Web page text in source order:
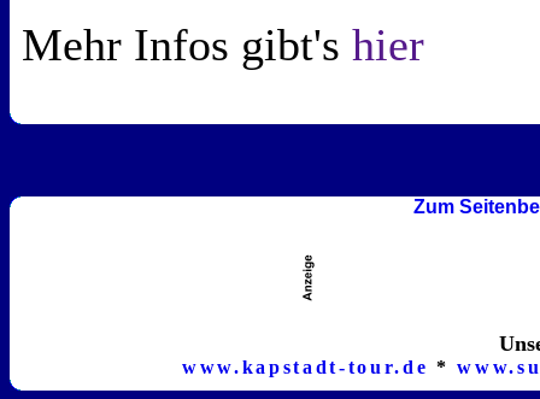
Mehr Infos gibt's hier
Zum
www.kapstadt-tour.de *